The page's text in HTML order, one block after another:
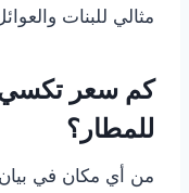
مثالي للبنات
كم سعر تكسي
للمطار؟